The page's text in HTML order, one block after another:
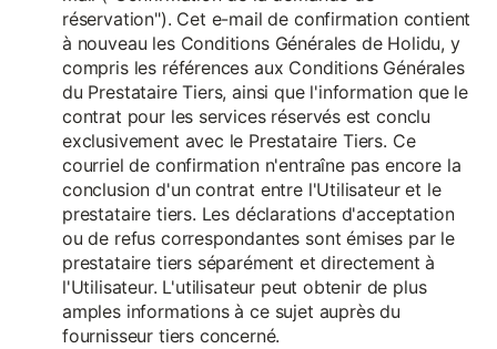
réservation"). Cet e-mail de confirmation contient
à nouveau les Conditions Générales de Holidu, y
compris les références aux Conditions Générales
du Prestataire Tiers, ainsi que l'information que le
contrat pour les services réservés est conclu
exclusivement avec le Prestataire Tiers. Ce
courriel de confirmation n'entraîne pas encore la
conclusion d'un contrat entre l'Utilisateur et le
prestataire tiers. Les déclarations d'acceptation
ou de refus correspondantes sont émises par le
prestataire tiers séparément et directement à
l'Utilisateur. L'utilisateur peut obtenir de plus
amples informations à ce sujet auprès du
fournisseur tiers concerné.